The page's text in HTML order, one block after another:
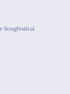
Songfestival